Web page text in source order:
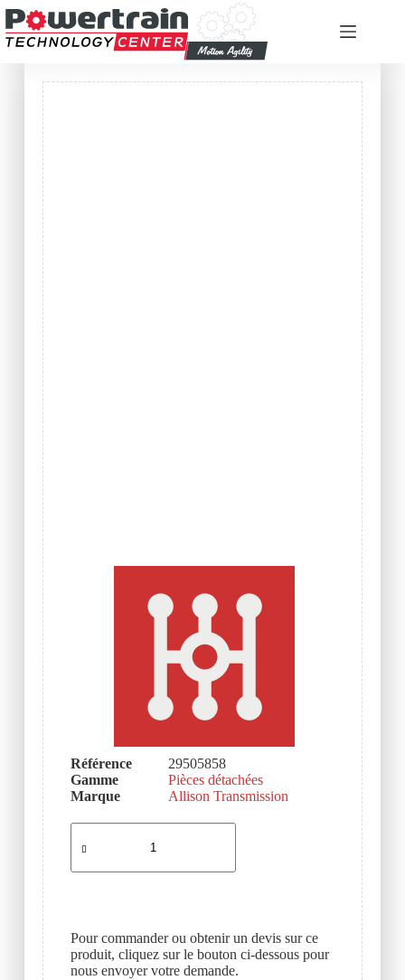
Référence
29505858
Gamme
Pièces détachées
Marque
Allison Transmission
Pour commander ou obtenir un devis sur ce
produit, cliquez sur le bouton ci-dessous pour
nous envoyer votre demande.